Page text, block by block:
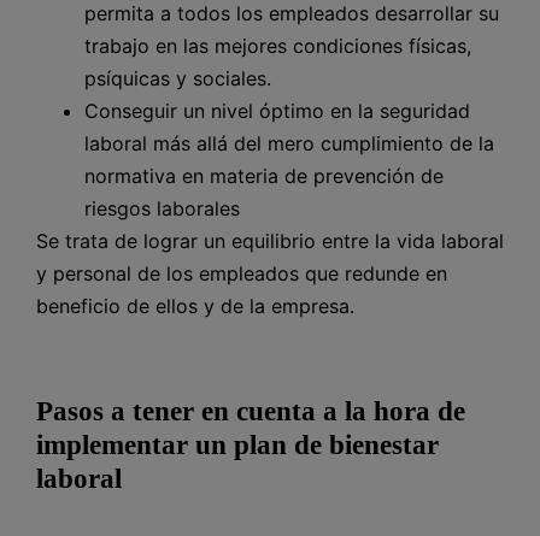
permita a todos los empleados desarrollar su
trabajo en las mejores condiciones físicas,
psíquicas y sociales.
Conseguir un nivel óptimo en la seguridad
laboral más allá del mero cumplimiento de la
normativa en materia de prevención de
riesgos laborales
Se trata de lograr un equilibrio entre la vida laboral
y personal de los empleados que redunde en
beneficio de ellos y de la empresa.
Pasos a tener en cuenta a la hora de
implementar un plan de bienestar
laboral